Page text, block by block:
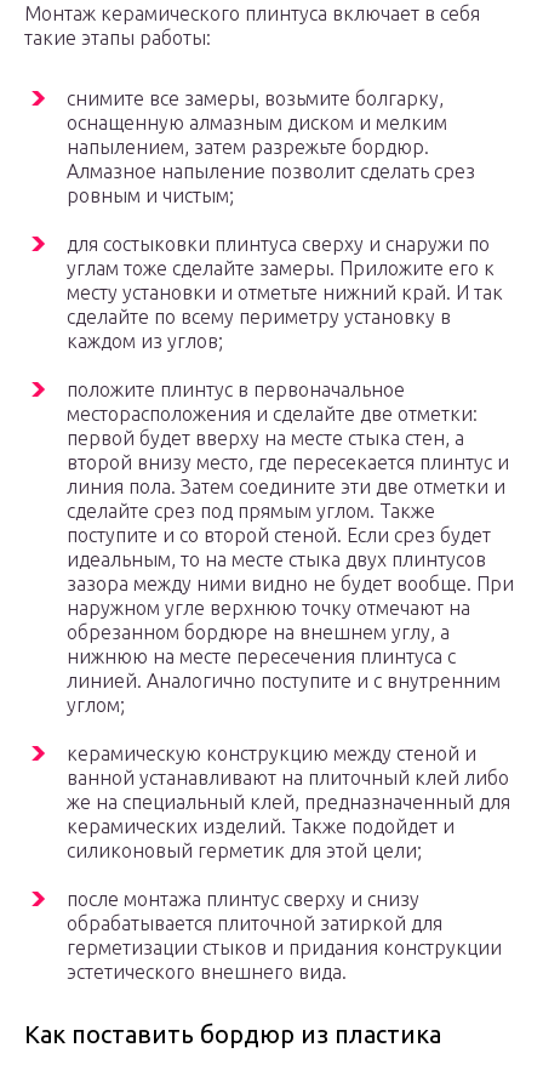
Монтаж керамического плинтуса включает в себя
такие этапы работы:
снимите все замеры, возьмите болгарку,
оснащенную алмазным диском и мелким
напылением, затем разрежьте бордюр.
Алмазное напыление позволит сделать срез
ровным и чистым;
для состыковки плинтуса сверху и снаружи по
углам тоже сделайте замеры. Приложите его к
месту установки и отметьте нижний край. И так
сделайте по всему периметру установку в
каждом из углов;
положите плинтус в первоначальное
месторасположения и сделайте две отметки:
первой будет вверху на месте стыка стен, а
второй внизу место, где пересекается плинтус и
линия пола. Затем соедините эти две отметки и
сделайте срез под прямым углом. Также
поступите и со второй стеной. Если срез будет
идеальным, то на месте стыка двух плинтусов
зазора между ними видно не будет вообще. При
наружном угле верхнюю точку отмечают на
обрезанном бордюре на внешнем углу, а
нижнюю на месте пересечения плинтуса с
линией. Аналогично поступите и с внутренним
углом;
керамическую конструкцию между стеной и
ванной устанавливают на плиточный клей либо
же на специальный клей, предназначенный для
керамических изделий. Также подойдет и
силиконовый герметик для этой цели;
после монтажа плинтус сверху и снизу
обрабатывается плиточной затиркой для
герметизации стыков и придания конструкции
эстетического внешнего вида.
Как поставить бордюр из пластика